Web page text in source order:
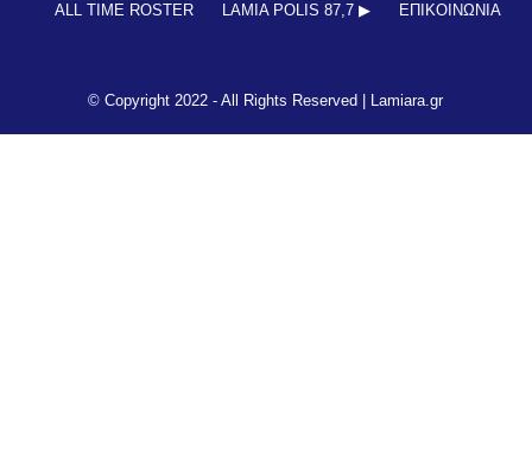
ALL TIME ROSTER
LAMIA POLIS 87,7 ▶︎ ΕΠΙΚΟΙΝΩΝΊΑ
© Copyright 2022 - All Rights Reserved | Lamiara.gr